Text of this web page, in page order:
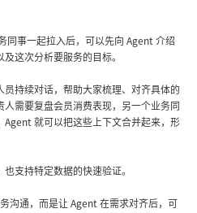
同事一起拉入后，可以先向 Agent 介绍
这次分析要服务的目标。
持续对话，帮助大家梳理、对齐具体的
需要复盘会员消费表现，另一个业务同
Agent 就可以把这些上下文合并起来，形
支持特定数据的快速验证。
沟通，而是让 Agent 在需求对齐后，可